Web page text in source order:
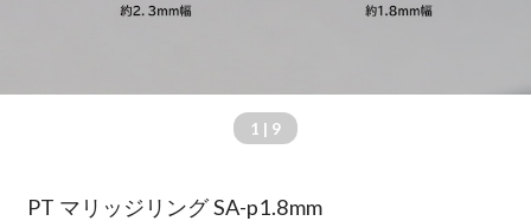
1 | 9
PT マリッジリング SA-p1.8mm